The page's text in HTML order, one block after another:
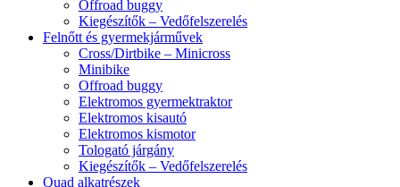
Offroad buggy
Kiegészítők – Vedőfelszerelés
Felnőtt és gyermekjárművek
Cross/Dirtbike – Minicross
Minibike
Offroad buggy
Elektromos gyermektraktor
Elektromos kisautó
Elektromos kismotor
Tologató járgány
Kiegészítők – Vedőfelszerelés
Quad alkatrészek